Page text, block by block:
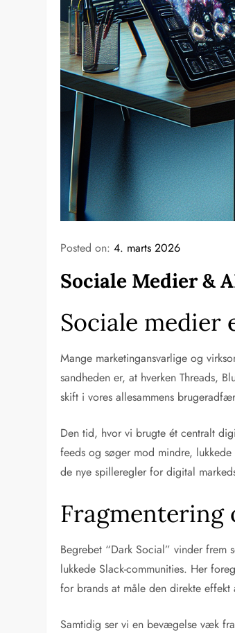
Posted on:4. marts 2026
Sociale Medier &
Sociale
Mange marketingansvarlige og
sandheden er, at hverken Threads,
skift i vores allesammens
Den tid, hvor vi brugte ét centralt
feeds og søger mod mindre,
de nye spilleregler for digital
Fragmentering
Begrebet “Dark Social” vinder
lukkede Slack-communities. Her
for brands at måle den direkte
Samtidig ser vi en bevægelse væk